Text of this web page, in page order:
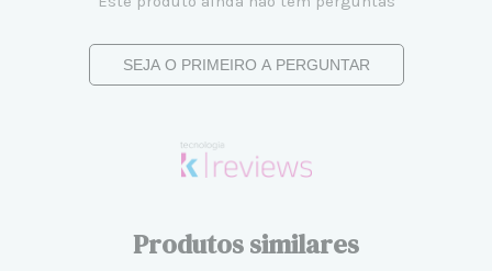
SEJA O PRIMEIRO A PERGUNTAR
Produtos similares